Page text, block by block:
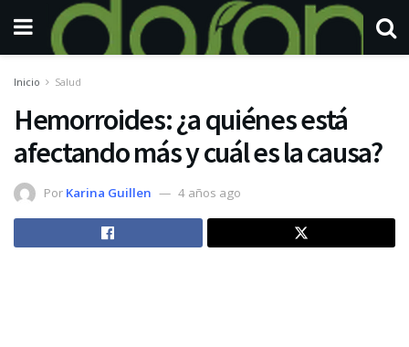
Inicio Salud
Hemorroides: ¿a quiénes está
afectando más y cuál es la causa?
Por Karina Guillen 4 años ago